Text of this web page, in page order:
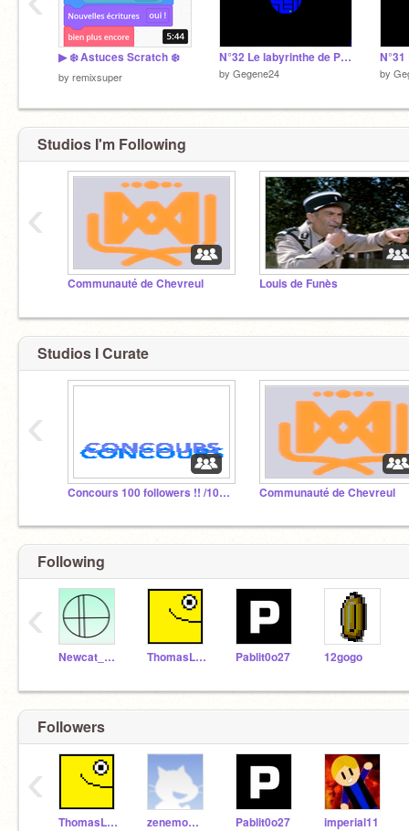
▶ ❄️ Astuces Scratch ❄️
by remixsuper
N°32 Le labyrinthe de Pac Man Carré
by Gegene24 by
Studios I'm Following
Communauté de Chevreul Louis de Funès
‹
Studios I Curate
Concours 100 followers !! /100 Followers Contest !! Communauté de Chevreul
‹
Following
Newcat_ALT ThomasLego19 Pablit0o27 12gogo
‹
Followers
ThomasLego19 zenemoman Pablit0o27 imperial11
‹